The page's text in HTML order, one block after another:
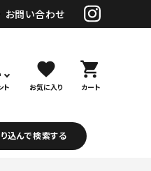
お問い合わせ
ト
favorite
お気に入り
shopping_cart
カート
込んで検索する